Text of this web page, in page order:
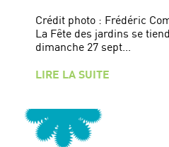
Crédit photo : Frédéric
La Fête des jardins se
dimanche 27 sept...
LIRE LA SUITE